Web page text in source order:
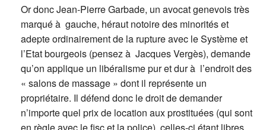
Or donc Jean-Pierre Garbade, un avocat genevois très
marqué à gauche, héraut notoire des minorités et
adepte ordinairement de la rupture avec le Système et
l’Etat bourgeois (pensez à Jacques Vergès), demande
qu’on applique un libéralisme pur et dur à l’endroit des
« salons de massage » dont il représente un
propriétaire. Il défend donc le droit de demander
n’importe quel prix de location aux prostituées (qui sont
en règle avec le fisc et la police), celles-ci étant libres